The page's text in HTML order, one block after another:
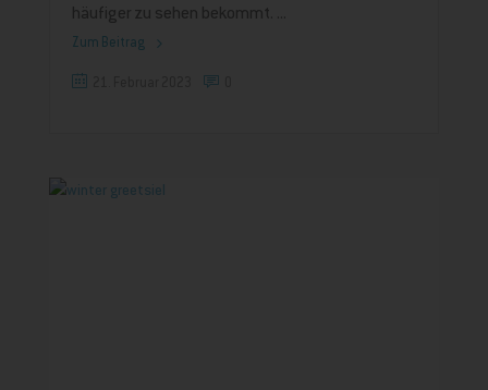
häufiger zu sehen bekommt.
Zum Beitrag